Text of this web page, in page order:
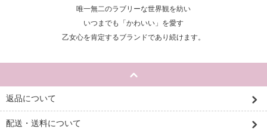
唯一無二のラブリーな世界観を紡い
いつまでも「かわいい」を愛す
乙女心を肯定するブランドであり続けます。
返品について
配送・送料について